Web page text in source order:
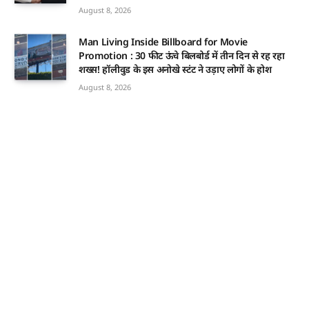
August 8, 2026
Man Living Inside Billboard for Movie
Promotion : 30 फीट ऊंचे बिलबोर्ड में तीन दिन से रह रहा
शख्स! हॉलीवुड के इस अनोखे स्टंट ने उड़ाए लोगों के होश
August 8, 2026